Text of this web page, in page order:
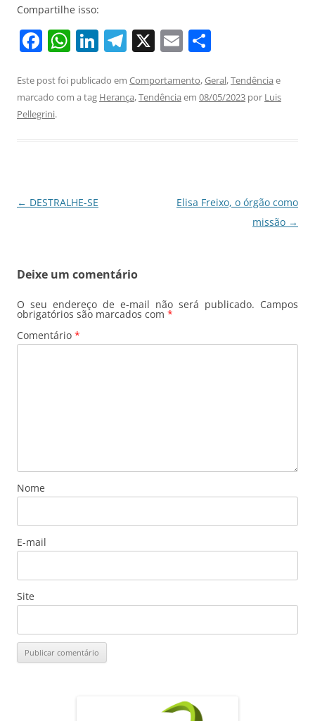
Compartilhe isso:
F
c
e
k
W
at
s
Li
k
e
T
e
gr
X E
ai
l
ar
e
Este post foi publicado em Comportamento,Geral,Tendência e
marcado com a tag Herança,Tendência em 08/05/2023 por Luis
Pellegrini.
Navegação
← DESTRALHE-SE
Elisa Freixo, o órgão como
missão →
Deixe um comentário
O seu endereço de e-mail não será publicado. Campos
obrigatórios são marcados com *
Comentário *
Nome
E-mail
Site